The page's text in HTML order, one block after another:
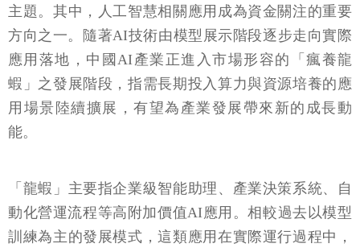
主題。其中，人工智慧相關應用成為資金關注的重要
方向之一。隨著AI技術由模型展示階段逐步走向實際
應用落地，中國AI產業正進入市場形容的「瘋養龍
蝦」之發展階段，指需長期投入算力與資源培養的應
用場景陸續擴展，有望為產業發展帶來新的成長動
能。
「龍蝦」主要指企業級智能助理、產業決策系統、自
動化營運流程等高附加價值AI應用。相較過去以模型
訓練為主的發展模式，這類應用在實際運行過程中，